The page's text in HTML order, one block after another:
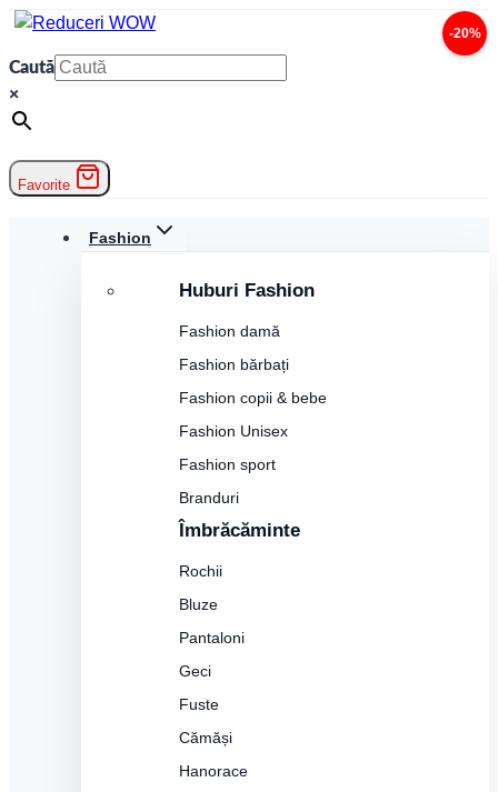
Skip
content
Caută
×
Favorite
Fashion
Huburi Fashion
Fashion damă
Fashion bărbați
Fashion copii & bebe
Fashion Unisex
Fashion sport
Branduri
Îmbrăcăminte
Rochii
Bluze
Pantaloni
Geci
Fuste
Cămăși
Hanorace
-20%